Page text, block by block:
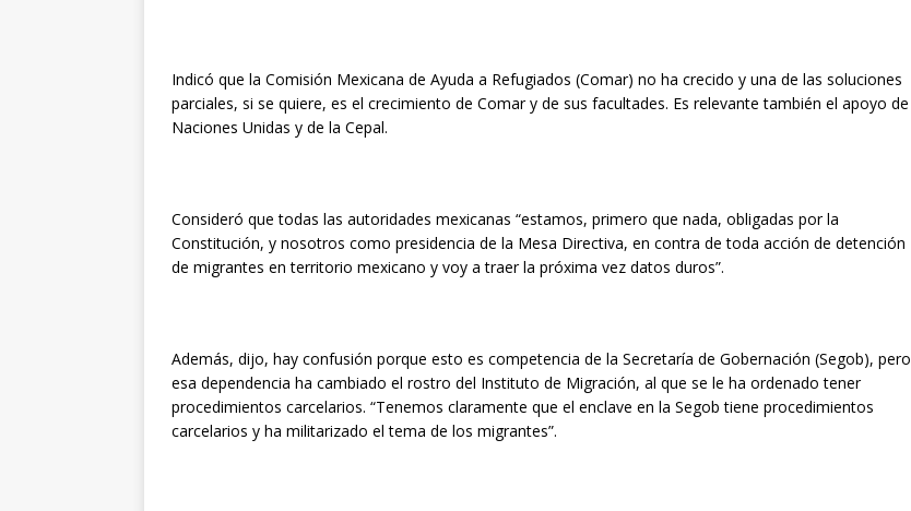
Indicó que la Comisión Mexicana de Ayuda a Refugiados (Comar) no ha crecido y una de las soluciones
parciales, si se quiere, es el crecimiento de Comar y de sus facultades. Es relevante también el apoyo de
Naciones Unidas y de la Cepal.
Consideró que todas las autoridades mexicanas “estamos, primero que nada, obligadas por la
Constitución, y nosotros como presidencia de la Mesa Directiva, en contra de toda acción de detención
de migrantes en territorio mexicano y voy a traer la próxima vez datos duros”.
Además, dijo, hay confusión porque esto es competencia de la Secretaría de Gobernación (Segob), pero
esa dependencia ha cambiado el rostro del Instituto de Migración, al que se le ha ordenado tener
procedimientos carcelarios. “Tenemos claramente que el enclave en la Segob tiene procedimientos
carcelarios y ha militarizado el tema de los migrantes”.